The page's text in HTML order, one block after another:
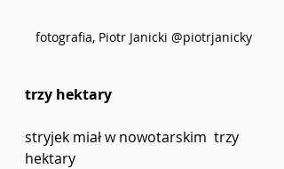
fotografia, Piotr Janicki @piotrjanicky
trzy hektary
stryjek miał w nowotarskim  trzy
hektary